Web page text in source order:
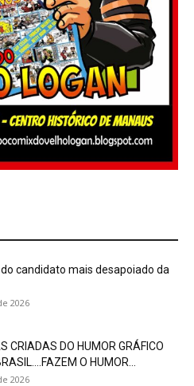
candidato mais desapoiado da
2026
CRIADAS DO HUMOR GRÁFICO
O HUMOR...
2026